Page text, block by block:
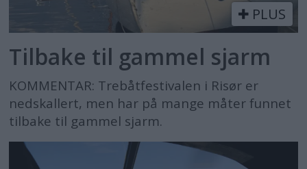
PLUS
Tilbake til gammel sjarm
KOMMENTAR: Trebåtfestivalen i Risør er
nedskallert, men har på mange måter funnet
tilbake til gammel sjarm.